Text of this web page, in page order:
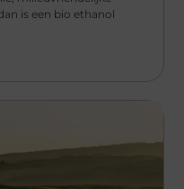
is een bio ethanol